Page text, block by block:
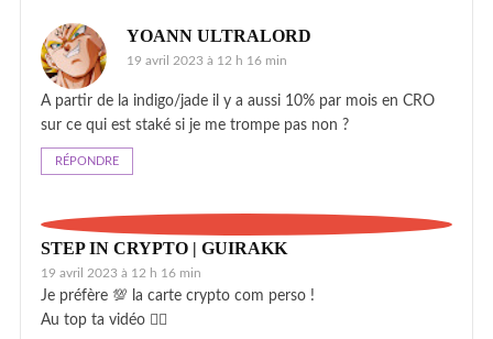
YOANN ULTRALORD
19 avril 2023 à 12 h 16 min
A partir de la indigo/jade il y a aussi 10% par mois en CRO
sur ce qui est staké si je me trompe pas non ?
RÉPONDRE
STEP IN CRYPTO | GUIRAKK
19 avril 2023 à 12 h 16 min
Je préfère 💯 la carte crypto com perso !
Au top ta vidéo 👍🏻